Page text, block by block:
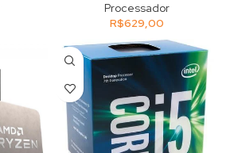
Processador
R$629,00